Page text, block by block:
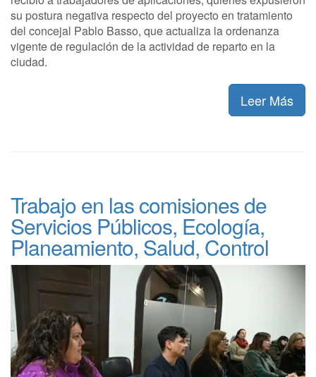
su postura negativa respecto del proyecto en tratamiento
del concejal Pablo Basso, que actualiza la ordenanza
vigente de regulación de la actividad de reparto en la
ciudad.
Leer Más
Trabajo en las comisiones de
Servicios Públicos, Ecología,
Planeamiento, Salud, Control